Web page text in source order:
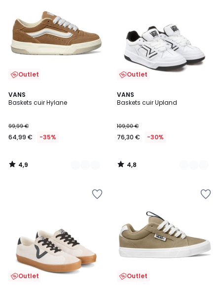
Outlet
VANS
Baskets cuir Hylane
99,99 €
64,99 € -35%
4,9
/ 5
3
Couleurs
4,9
/
Outlet
VANS
Baskets cuir Upland
109,00 €
76,30 € -30%
4,8
/ 5
2
Couleurs
4,8
/
Outlet Outlet